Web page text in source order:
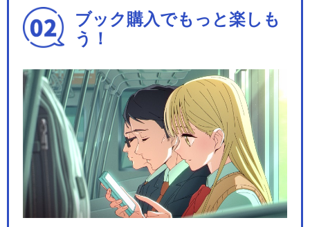
ブック購入でもっと楽しも
う！